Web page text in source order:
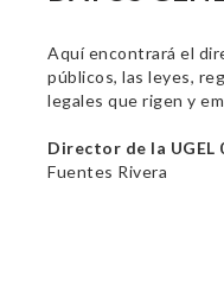
Aquí encontrará el
públicos, las leyes,
legales que rigen y
Director de la UGEL
Fuentes Rivera